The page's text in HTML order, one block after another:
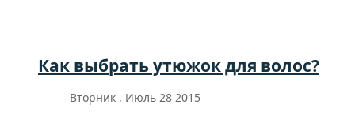
Как выбрать утюжок для волос?
Вторник , Июль 28 2015